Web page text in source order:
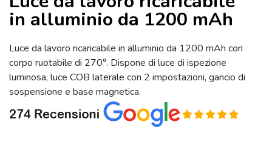
1200 mAh (MIDMO2834)
in alluminio da 1200 mAh
Luce da lavoro ricaricabile in alluminio da 1200 mAh con
corpo ruotabile di 270°. Dispone di luce di ispezione
luminosa, luce COB laterale con 2 impostazioni, gancio di
sospensione e base magnetica.